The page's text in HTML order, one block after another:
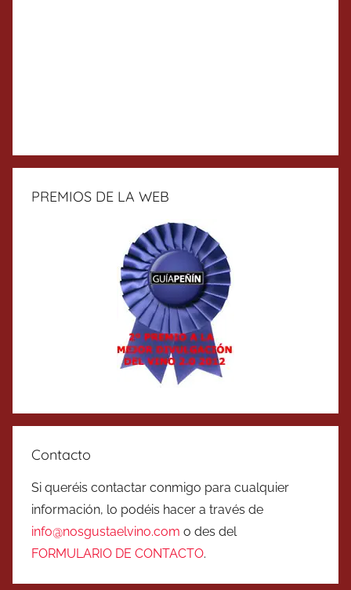
PREMIOS DE LA WEB
Contacto
Si queréis contactar conmigo para cualquier
información, lo podéis hacer a través de
info@nosgustaelvino.com o des del
FORMULARIO DE CONTACTO.